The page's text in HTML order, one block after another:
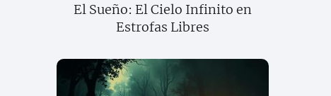
El Sueño: El Cielo Infinito en
Estrofas Libres